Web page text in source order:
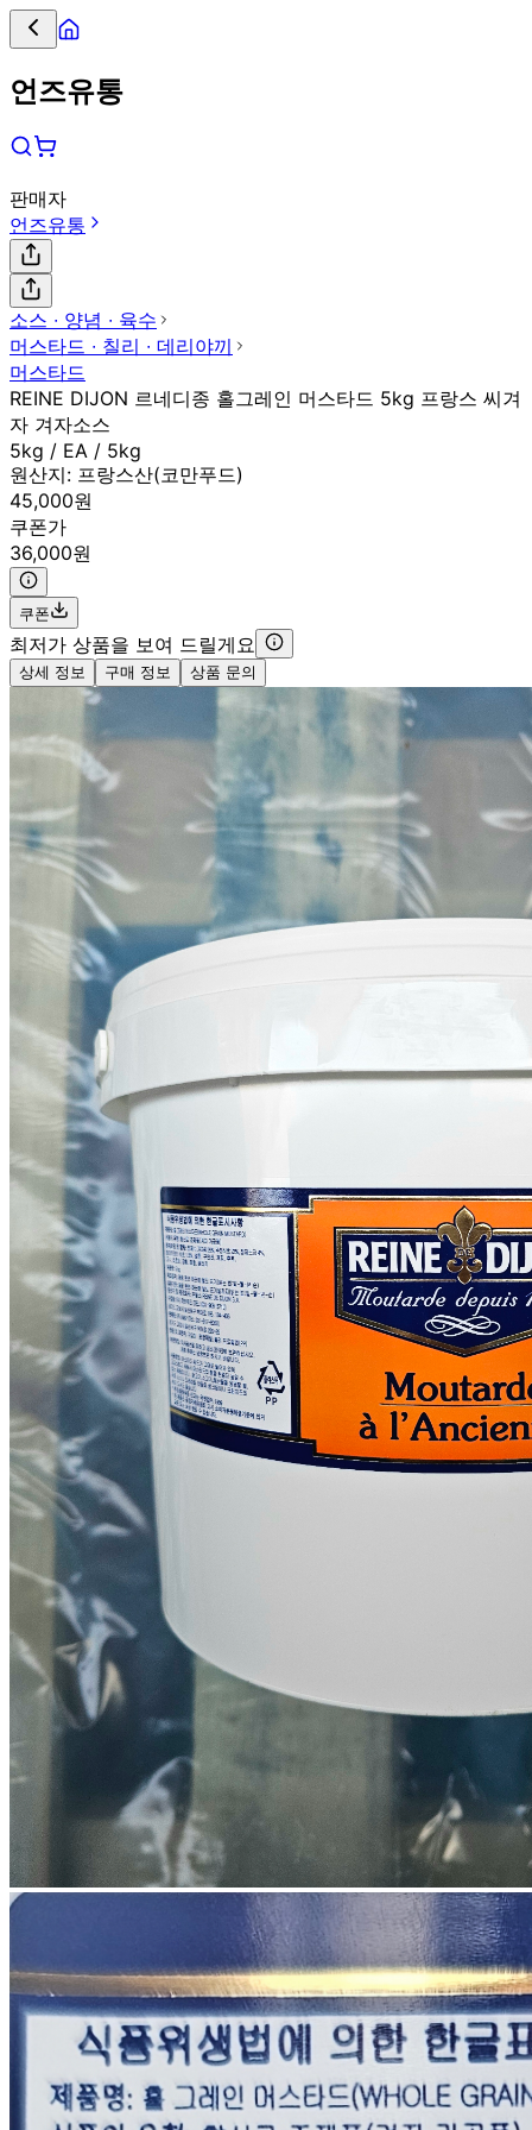
언즈유통
판매자
언즈유통
소스 ∙ 양념 ∙ 육수
머스타드 ∙ 칠리 ∙ 데리야끼
머스타드
REINE DIJON 르네디종 홀그레인 머스타드 5kg 프랑스 씨겨
자 겨자소스
5kg / EA / 5kg
원산지: 프랑스산(코만푸드)
45,000원
쿠폰가
36,000원
쿠폰
최저가 상품을 보여 드릴게요
상세 정보 구매 정보 상품 문의